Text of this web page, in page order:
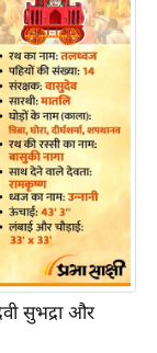
सुभद्रा और